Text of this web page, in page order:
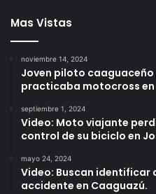
Mas Vistas
noviembre 14, 2024
Joven piloto
practicaba motocross en
septiembre 1, 2024
Video: Moto viajante
control de su biciclo en
mayo 24, 2024
Video: Buscan identificar
accidente en Caaguazú.